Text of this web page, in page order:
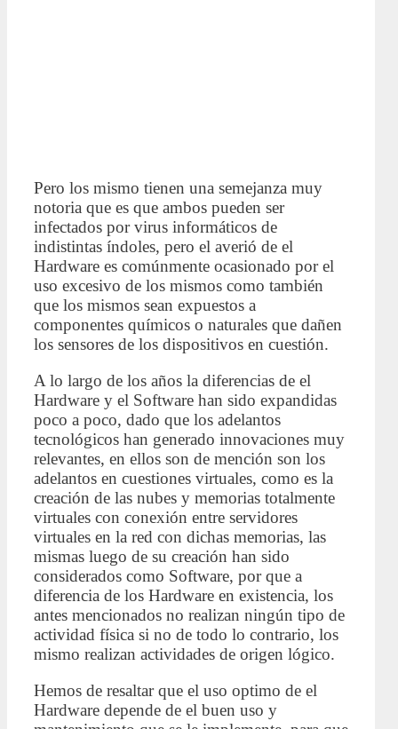
Pero los mismo tienen una semejanza muy
notoria que es que ambos pueden ser
infectados por virus informáticos de
indistintas índoles, pero el averió de el
Hardware es comúnmente ocasionado por el
uso excesivo de los mismos como también
que los mismos sean expuestos a
componentes químicos o naturales que dañen
los sensores de los dispositivos en cuestión.
A lo largo de los años la diferencias de el
Hardware y el Software han sido expandidas
poco a poco, dado que los adelantos
tecnológicos han generado innovaciones muy
relevantes, en ellos son de mención son los
adelantos en cuestiones virtuales, como es la
creación de las nubes y memorias totalmente
virtuales con conexión entre servidores
virtuales en la red con dichas memorias, las
mismas luego de su creación han sido
considerados como Software, por que a
diferencia de los Hardware en existencia, los
antes mencionados no realizan ningún tipo de
actividad física si no de todo lo contrario, los
mismo realizan actividades de origen lógico.
Hemos de resaltar que el uso optimo de el
Hardware depende de el buen uso y